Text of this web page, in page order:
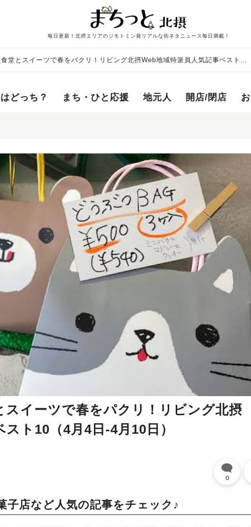
毎日更新！北摂エリアのジモトミン発リアルな街ネタニュース毎日満載！
食堂とスイーツで春をパクリ！リビング北摂Web地域特派員人気記事ベスト
どっち？ まち・ひと応援 地元人 開店/閉店
スイーツで春をパクリ！リビング北摂
ト10（4月4日-4月10日）
0
子店など人気の記事をチェック♪